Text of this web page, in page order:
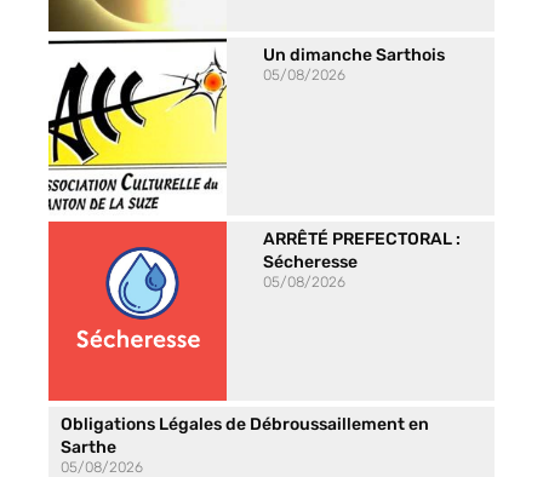
Un dimanche Sarthois
05/08/2026
ARRÊTÉ PREFECTORAL :
Sécheresse
05/08/2026
Obligations Légales de Débroussaillement en
Sarthe
05/08/2026